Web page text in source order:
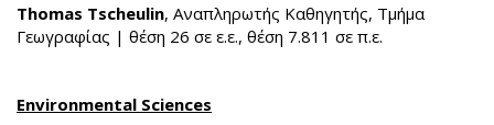
Thomas Tscheulin, Αναπληρωτής Καθηγητής, Τμήμα
Γεωγραφίας | θέση 26 σε ε.ε., θέση 7.811 σε π.ε.
Environmental Sciences